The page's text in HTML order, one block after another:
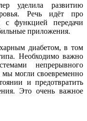
уделила развитию
Речь идёт про
с функцией передачи
приложения.
диабетом, в том
Необходимо важно
непрерывного
могли своевременно
и предотвратить
Это очень важное